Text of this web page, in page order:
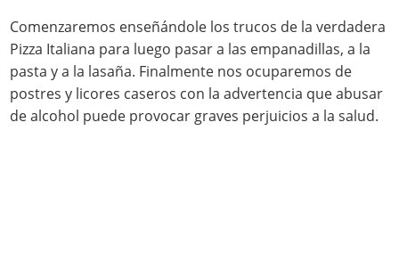
Comenzaremos enseñándole los trucos de la verdadera
Pizza Italiana para luego pasar a las empanadillas, a la
pasta y a la lasaña. Finalmente nos ocuparemos de
postres y licores caseros con la advertencia que abusar
de alcohol puede provocar graves perjuicios a la salud.